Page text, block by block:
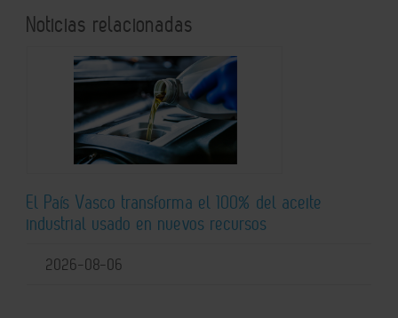
Noticias relacionadas
El País Vasco transforma el 100% del aceite
industrial usado en nuevos recursos
2026-08-06